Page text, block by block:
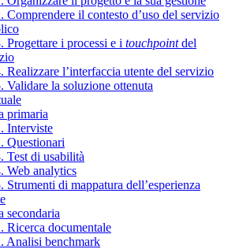
Comprendere il contesto d’uso del servizio
Progettare i processi e i touchpointdel
Realizzare l’interfaccia utente del servizio
Validare la soluzione ottenuta
primaria
Interviste
Questionari
Test di usabilità
Web analytics
Strumenti di mappatura dell’esperienza
secondaria
Ricerca documentale
Analisi benchmark